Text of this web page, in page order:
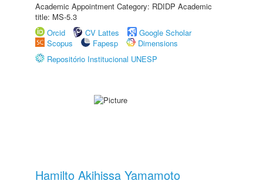
Academic Appointment Category: RDIDP Academic
title: MS-5.3
Orcid
CV Lattes
Google Scholar
Scopus
Fapesp
Dimensions
Repositório Institucional UNESP
Hamilto Akihissa Yamamoto